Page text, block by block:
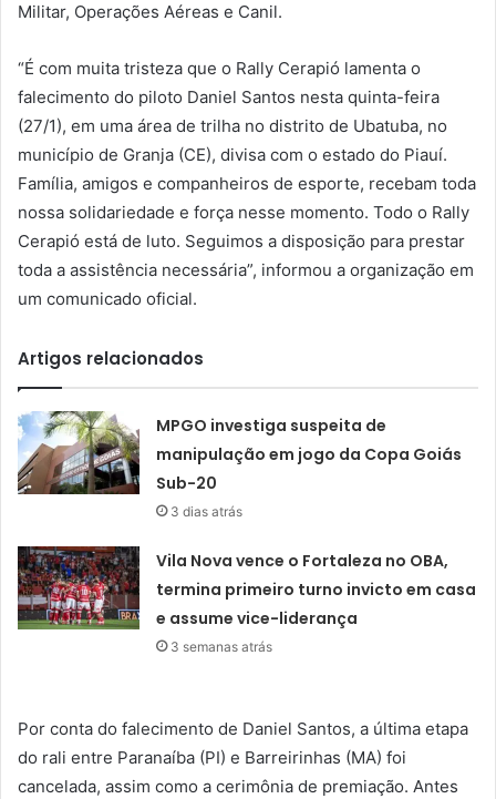
Militar, Operações Aéreas e Canil.
“É com muita tristeza que o Rally Cerapió lamenta o
falecimento do piloto Daniel Santos nesta quinta-feira
(27/1), em uma área de trilha no distrito de Ubatuba, no
município de Granja (CE), divisa com o estado do Piauí.
Família, amigos e companheiros de esporte, recebam toda
nossa solidariedade e força nesse momento. Todo o Rally
Cerapió está de luto. Seguimos a disposição para prestar
toda a assistência necessária”, informou a organização em
um comunicado oficial.
Artigos relacionados
MPGO investiga suspeita de
manipulação em jogo da Copa Goiás
Sub-20
3 dias atrás
Vila Nova vence o Fortaleza no OBA,
termina primeiro turno invicto em casa
e assume vice-liderança
3 semanas atrás
Por conta do falecimento de Daniel Santos, a última etapa
do rali entre Paranaíba (PI) e Barreirinhas (MA) foi
cancelada, assim como a cerimônia de premiação. Antes